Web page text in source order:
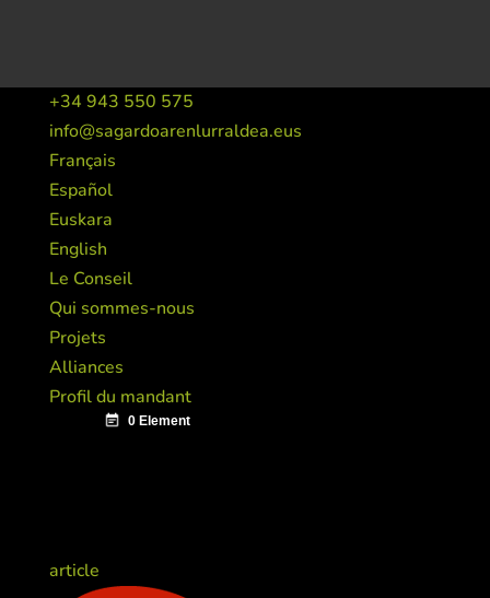
+34 943 550 575
info@sagardoarenlurraldea.eus
Français
Español
Euskara
English
Le Conseil
Qui sommes-nous
Projets
Alliances
Profil du mandant
article